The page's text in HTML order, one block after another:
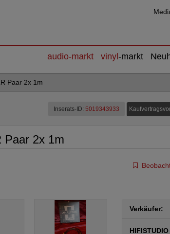
audio-markt vinyl -markt
Paar 2x 1m
Inserats-ID: 5019343933
Paar 2x 1m
Verkäufer: